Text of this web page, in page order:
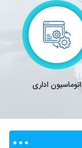
اتوماسیون اداری